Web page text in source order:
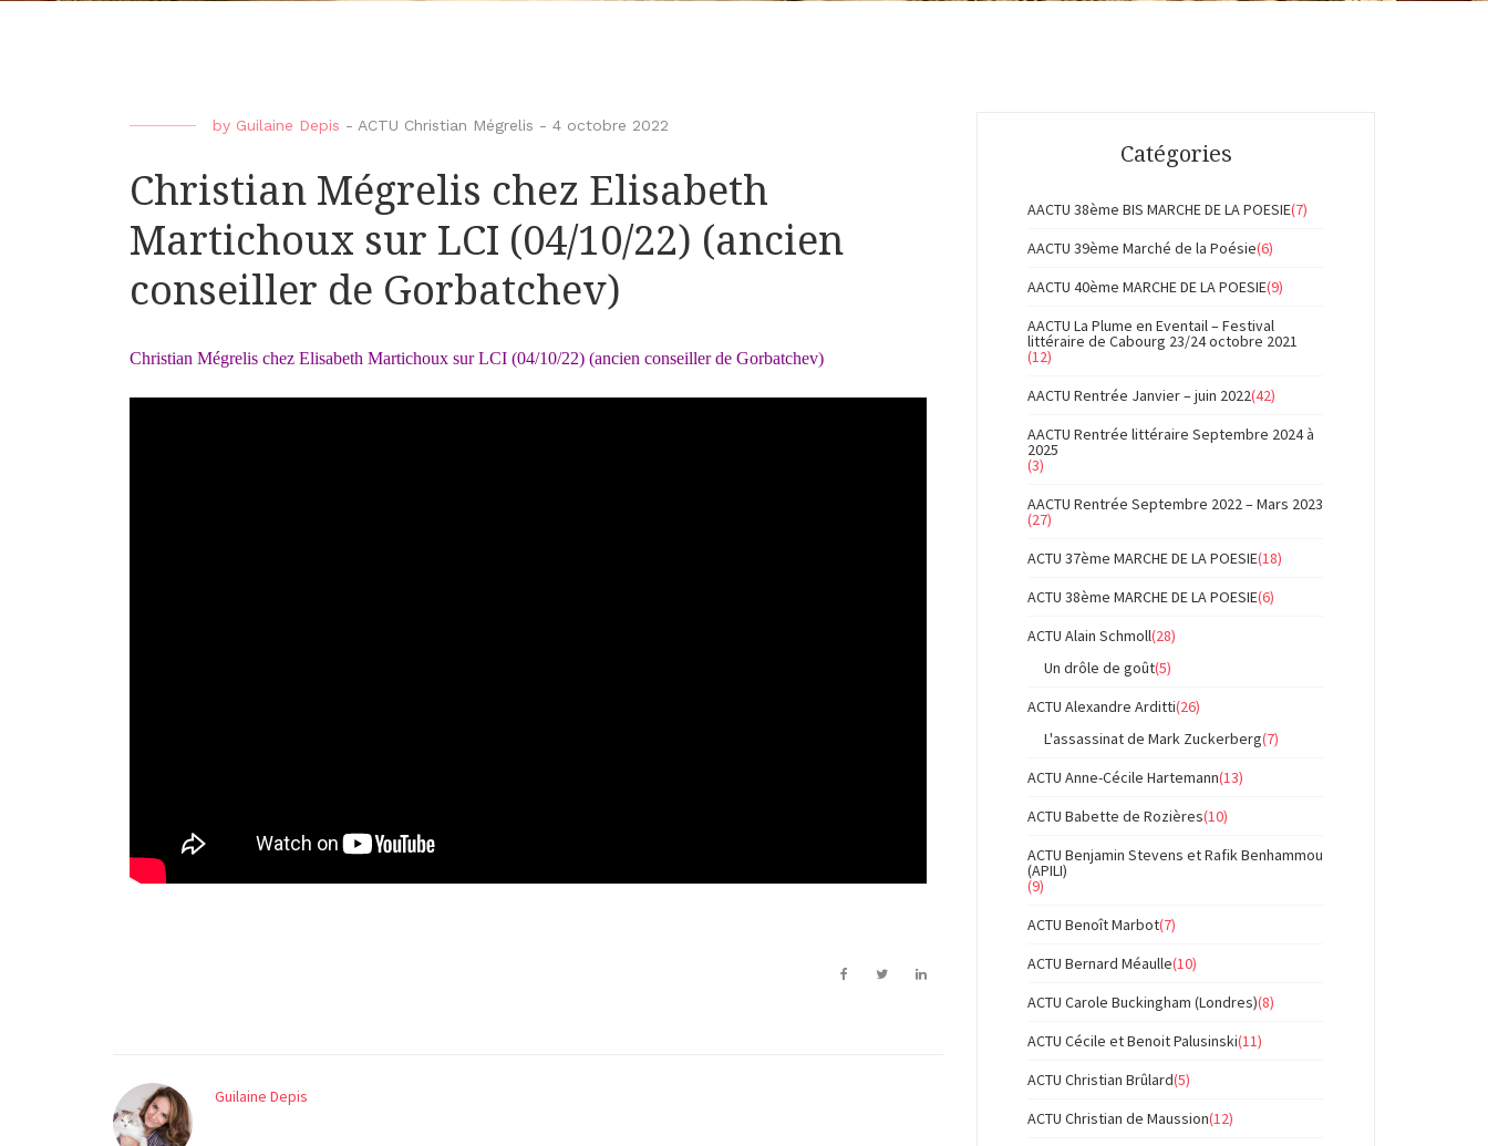
by Guilaine Depis - ACTU Christian Mégrelis - 4 octobre 2022
Christian Mégrelis chez Elisabeth
Martichoux sur LCI (04/10/22) (ancien
conseiller de Gorbatchev)
Christian Mégrelis chez Elisabeth Martichoux sur LCI (04/10/22) (ancien conseiller de Gorbatchev)
Guilaine Depis
Catégories
AACTU 38ème BIS MARCHE DE LA POESIE(7)
AACTU 39ème Marché de la Poésie(6)
AACTU 40ème MARCHE DE LA POESIE(9)
AACTU La Plume en Eventail – Festival
littéraire de Cabourg 23/24 octobre 2021
(12)
AACTU Rentrée Janvier – juin 2022(42)
AACTU Rentrée littéraire Septembre 2024 à
2025
(3)
AACTU Rentrée Septembre 2022 – Mars 2023
(27)
ACTU 37ème MARCHE DE LA POESIE(18)
ACTU 38ème MARCHE DE LA POESIE(6)
ACTU Alain Schmoll(28)
Un drôle de goût(5)
ACTU Alexandre Arditti(26)
L'assassinat de Mark Zuckerberg(7)
ACTU Anne-Cécile Hartemann(13)
ACTU Babette de Rozières(10)
ACTU Benjamin Stevens et Rafik Benhammou
(APILI)
(9)
ACTU Benoît Marbot(7)
ACTU Bernard Méaulle(10)
ACTU Carole Buckingham (Londres)(8)
ACTU Cécile et Benoit Palusinski(11)
ACTU Christian Brûlard(5)
ACTU Christian de Maussion(12)